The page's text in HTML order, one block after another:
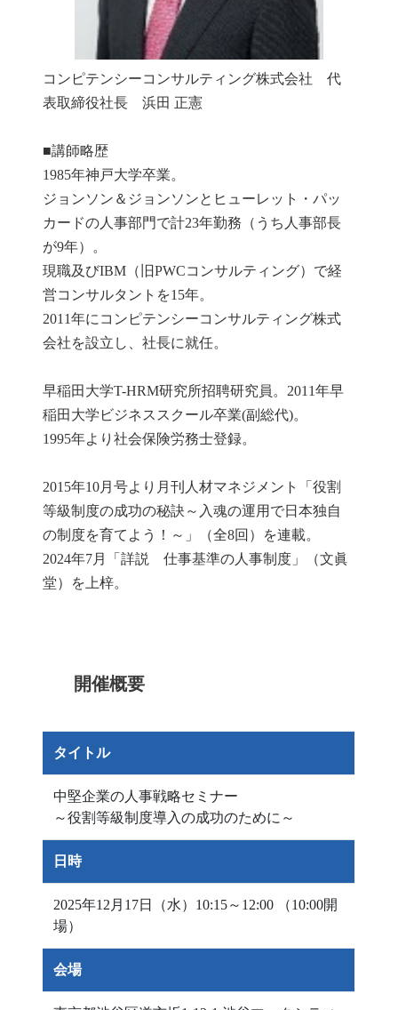
コンピテンシーコンサルティング株式会社 代
表取締役社長 浜田 正憲
■講師略歴
1985年神戸大学卒業。
ジョンソン＆ジョンソンとヒューレット・パッ
カードの人事部門で計23年勤務（うち人事部長
が9年）。
現職及びIBM（旧PWCコンサルティング）で経
営コンサルタントを15年。
2011年にコンピテンシーコンサルティング株式
会社を設立し、社長に就任。
早稲田大学T-HRM研究所招聘研究員。2011年早
稲田大学ビジネススクール卒業(副総代)。
1995年より社会保険労務士登録。
2015年10月号より月刊人材マネジメント「役割
等級制度の成功の秘訣～入魂の運用で日本独自
の制度を育てよう！～」（全8回）を連載。
2024年7月「詳説 仕事基準の人事制度」（文眞
堂）を上梓。
開催概要
タイトル
中堅企業の人事戦略セミナー
～役割等級制度導入の成功のために～
日時
2025年12月17日（水）10:15～12:00 （10:00開
場）
会場